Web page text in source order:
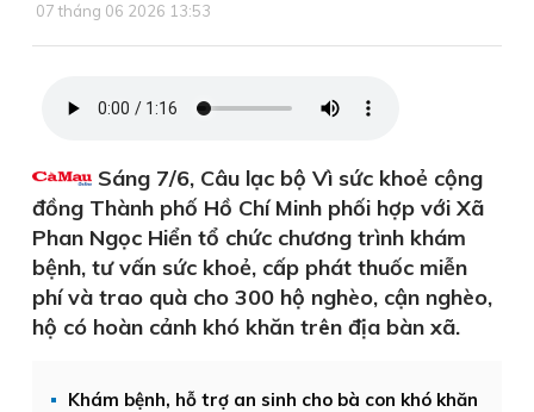
07 tháng 06 2026 13:53
Sáng 7/6, Câu lạc bộ Vì sức khoẻ cộng
đồng Thành phố Hồ Chí Minh phối hợp với Xã
Phan Ngọc Hiển tổ chức chương trình khám
bệnh, tư vấn sức khoẻ, cấp phát thuốc miễn
phí và trao quà cho 300 hộ nghèo, cận nghèo,
hộ có hoàn cảnh khó khăn trên địa bàn xã.
Khám bệnh, hỗ trợ an sinh cho bà con khó khăn